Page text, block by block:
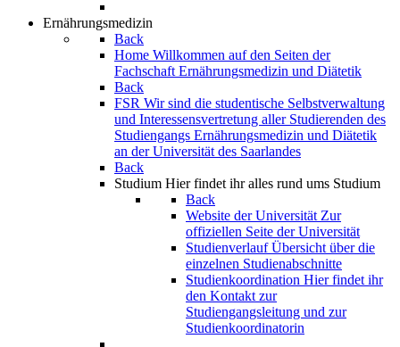
Ernährungsmedizin
Back
Home Willkommen auf den Seiten der
Fachschaft Ernährungsmedizin und Diätetik
Back
FSR Wir sind die studentische Selbstverwaltung
und Interessensvertretung aller Studierenden des
Studiengangs Ernährungsmedizin und Diätetik
an der Universität des Saarlandes
Back
Studium Hier findet ihr alles rund ums Studium
Back
Website der Universität Zur
offiziellen Seite der Universität
Studienverlauf Übersicht über die
einzelnen Studienabschnitte
Studienkoordination Hier findet ihr
den Kontakt zur
Studiengangsleitung und zur
Studienkoordinatorin